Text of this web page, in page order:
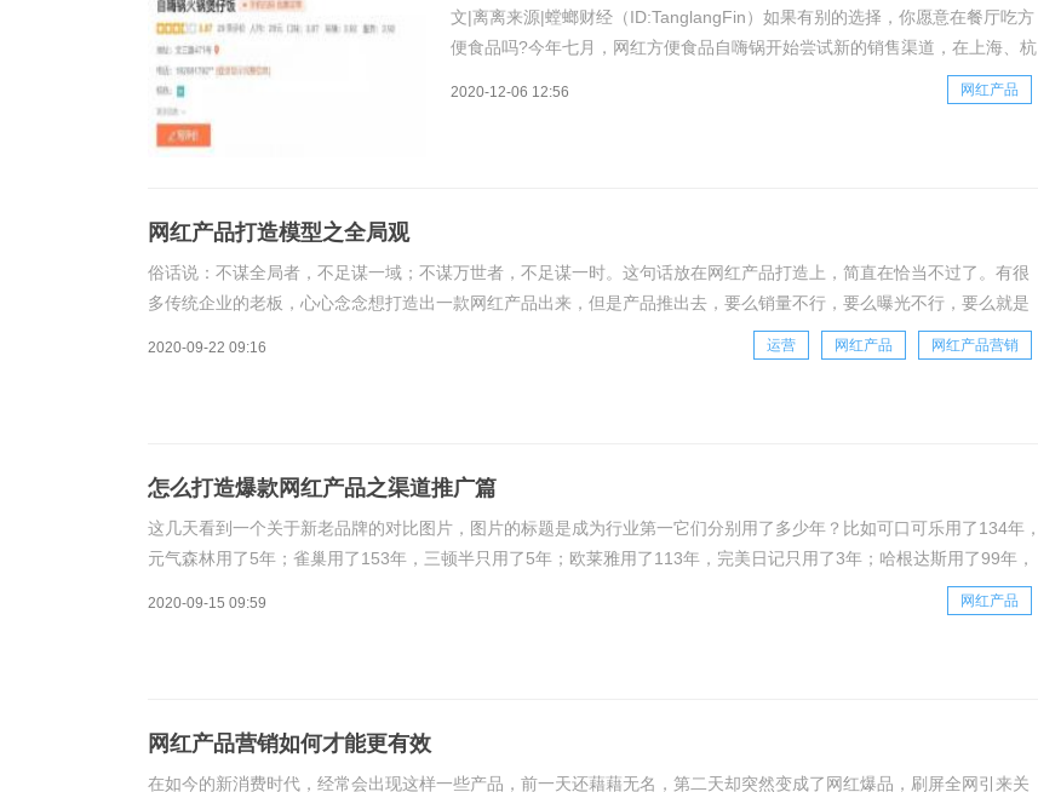
文|离离来源|螳螂财经（ID:TanglangFin）如果有别的选择，你愿意在餐厅吃方
便食品吗?今年七月，网红方便食品自嗨锅开始尝试新的销售渠道，在上海、杭
州等地开设了“自嗨锅火锅煲仔饭”餐厅。自七月试营业至今，杭州高新文教区门
店的大众点评评分仅有三星半，处于中低等水平，评价也只有29条。进店的消
2020-12-06 12:56 网红产品
网红产品打造模型之全局观
俗话说：不谋全局者，不足谋一域；不谋万世者，不足谋一时。这句话放在网红产品打造上，简直在恰当不过了。有很
多传统企业的老板，心心念念想打造出一款网红产品出来，但是产品推出去，要么销量不行，要么曝光不行，要么就是
口碑不行。总之，会有种种陷阱在等着这些企业。于是，便得出一个结论：想做出一个网红产品真的太难
2020-09-22 09:16 运营 网红产品 网红产品营销
怎么打造爆款网红产品之渠道推广篇
这几天看到一个关于新老品牌的对比图片，图片的标题是成为行业第一它们分别用了多少年？比如可口可乐用了134年，
元气森林用了5年；雀巢用了153年，三顿半只用了5年；欧莱雅用了113年，完美日记只用了3年；哈根达斯用了99年，
2020-09-15 09:59 网红产品
网红产品营销如何才能更有效
在如今的新消费时代，经常会出现这样一些产品，前一天还藉藉无名，第二天却突然变成了网红爆品，刷屏全网引来关